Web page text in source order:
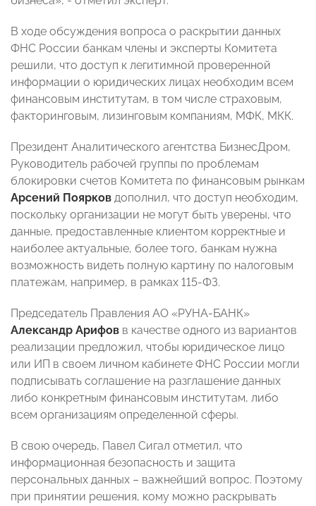
В ходе обсуждения вопроса о раскрытии данных
ФНС России банкам члены и эксперты Комитета
решили, что доступ к легитимной проверенной
информации о юридических лицах необходим всем
финансовым институтам, в том числе страховым,
факторинговым, лизинговым компаниям, МФК, МКК.
Президент Аналитического агентства БизнесДром,
Руководитель рабочей группы по проблемам
блокировки счетов Комитета по финансовым рынкам
Арсений Поярков дополнил, что доступ необходим,
поскольку организации не могут быть уверены, что
данные, предоставленные клиентом корректные и
наиболее актуальные, более того, банкам нужна
возможность видеть полную картину по налоговым
платежам, например, в рамках 115-ФЗ.
Председатель Правления АО «РУНА-БАНК»
Александр Арифов в качестве одного из вариантов
реализации предложил, чтобы юридическое лицо
или ИП в своем личном кабинете ФНС России могли
подписывать соглашение на разглашение данных
либо конкретным финансовым институтам, либо
всем организациям определенной сферы.
В свою очередь, Павел Сигал отметил, что
информационная безопасность и защита
персональных данных – важнейший вопрос. Поэтому
при принятии решения, кому можно раскрывать